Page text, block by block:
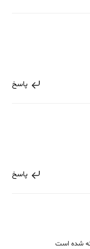
پاسخ
پاسخ
شده است